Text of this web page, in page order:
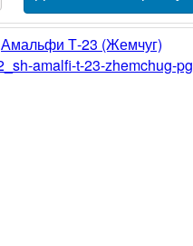
Амальфи Т-23 (Жемчуг)